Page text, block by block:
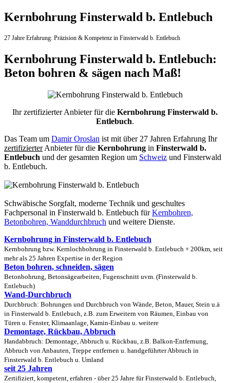
Kernbohrung Finsterwald b. Entlebuch
27 Jahre Erfahrung: Präzision & Kompetenz in Finsterwald b. Entlebuch
Kernbohrung Finsterwald b. Entlebuch:
Beton bohren & sägen nach Maß!
Ihr zertifizierter Anbieter für die Kernbohrung Finsterwald b.
Entlebuch.
Das Team um Damir Oroslan ist mit über 27 Jahren Erfahrung Ihr
zertifizierterAnbieter für die Kernbohrung in Finsterwald b.
Entlebuch und der gesamten Region um Schweiz und Finsterwald
b. Entlebuch.
Schwäbische Sorgfalt, moderne Technik und geschultes
Fachpersonal in Finsterwald b. Entlebuch fürKernbohren,
Betonbohren, Wanddurchbruch und weitere Dienste.
Kernbohrung in Finsterwald b. Entlebuch
Kernbohrung bzw. Kernlochbohrung in Finsterwald b. Entlebuch + 200km, seit
mehr als 25 Jahren Expertise in der Region
Beton bohren, schneiden, sägen
Betonbohrung, Betonsägearbeiten, Fugenschnitt uvm. (Finsterwald b.
Entlebuch)
Wand-Durchbruch
Durchbruch: Bohrungen und Durchbruch von Wände, Beton, Mauer, Stein u.ä
in Finsterwald b. Entlebuch, z.B. zum Erweitern von Räumen, Einbau von
Türen u. Fenster, Klimaanlage, Kamin-Einbau u. weitere
Demontage, Rückbau, Abbruch
Handabbruch: Demontage, Abbruch u. Rückbau, z.B. Balkon-Entfernung,
Abbruch von Anbauten, Treppe entfernen u. handgeführter Abbruch in
Finsterwald b. Entlebuch u. Umland
seit 25 Jahren
Zertifiziert, kompetent, erfahren - über 25 Jahre für Finsterwald b. Entlebuch,